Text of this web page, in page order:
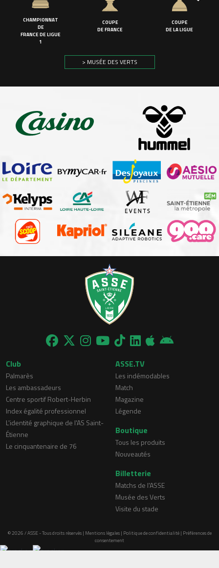
CHAMPIONNAT
DE
FRANCE DE LIGUE
1
COUPE
DE FRANCE
COUPE
DE LA LIGUE
> MUSÉE DES VERTS
Club
Palmarès
Les ambassadeurs
Centre sportif Robert-Herbin
Index égalité professionnel
L'identité graphique de l'AS Saint-
Étienne
Le cinquantenaire de 76
ASSE.TV
Les indémodables
Match
Magazine
Légende
Boutique
Tous les produits
Nouveautés
Billetterie
Matchs de l'ASSE
Musée des Verts
Visite du stade
© 2026 / ASSE - Tous droits réservés | Mentions légales| Politique de confidentialité| Préférences de
consentement